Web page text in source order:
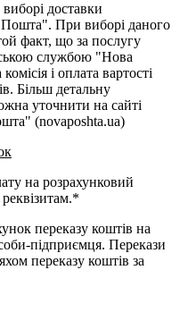
доставки
При виборі даного
факт, що за послугу
службою "Нова
і оплата вартості
Більш детальну
уточнити на сайті
(novaposhta.ua)
на розрахунковий
переказу коштів на
підприємця. Перекази
переказу коштів за